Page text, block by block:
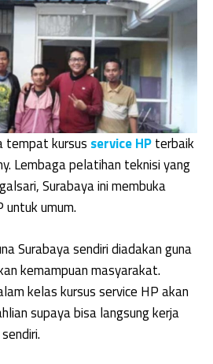
tempat kursus service HPterbaik
Lembaga pelatihan teknisi yang
Surabaya ini membuka
umum.
Surabaya sendiri diadakan guna
kemampuan masyarakat.
kelas kursus service HP akan
supaya bisa langsung kerja